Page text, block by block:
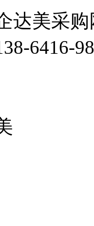
达美采购
6416-